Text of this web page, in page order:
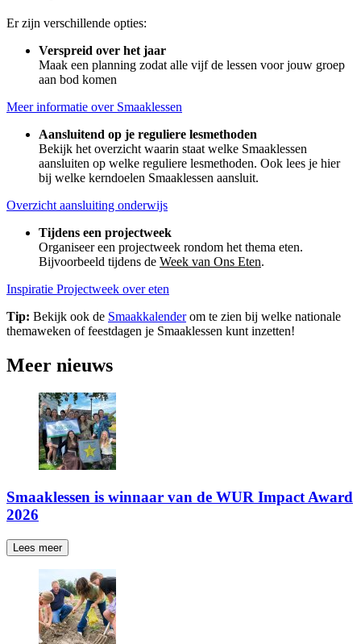
Er zijn verschillende opties:
Verspreid over het jaar
Maak een planning zodat alle vijf de lessen voor jouw groep
aan bod komen
Meer informatie over Smaaklessen
Aansluitend op je reguliere lesmethoden
Bekijk het overzicht waarin staat welke Smaaklessen
aansluiten op welke reguliere lesmethoden. Ook lees je hier
bij welke kerndoelen Smaaklessen aansluit.
Overzicht aansluiting onderwijs
Tijdens een projectweek
Organiseer een projectweek rondom het thema eten.
Bijvoorbeeld tijdens de Week van Ons Eten.
Inspiratie Projectweek over eten
Tip: Bekijk ook de Smaakkalenderom te zien bij welke nationale
themaweken of feestdagen je Smaaklessen kunt inzetten!
Meer nieuws
Smaaklessen is winnaar van de WUR Impact Award
2026
Lees meer